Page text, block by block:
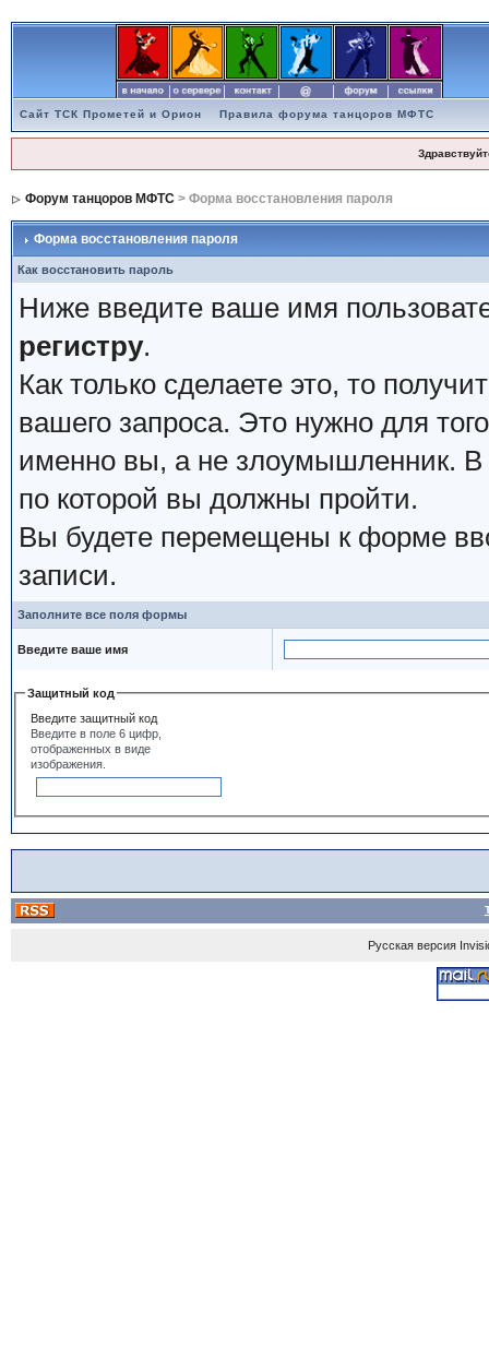
Сайт ТСК Прометей и Орион Правила форума танцоров МФТС
Форум танцоров МФТС> Форма восстановления пароля
Форма восстановления пароля
Как восстановить пароль
Ниже введите ваше имя
регистру.
Как только сделаете это, то
вашего запроса. Это нужно для
именно вы, а не злоумышленник. В
по которой вы должны пройти.
Вы будете перемещены к форме
записи.
Заполните все поля формы
Введите ваше имя
Защитный код
Введите защитный код
Введите в поле 6 цифр,
отображенных в виде
изображения.
Русская версия